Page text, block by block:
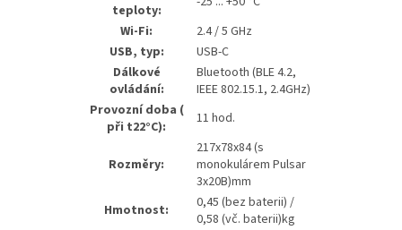
teploty:
Wi-Fi:
2.4 / 5 GHz
USB, typ:
USB-C
Dálkové
ovládání:
Bluetooth (BLE 4.2,
IEEE 802.15.1, 2.4GHz)
Provozní doba (
při t22°C):
11 hod.
Rozměry:
217x78x84 (s
monokulárem Pulsar
3x20B)mm
Hmotnost:
0,45 (bez baterii) /
0,58 (vč. baterii)kg